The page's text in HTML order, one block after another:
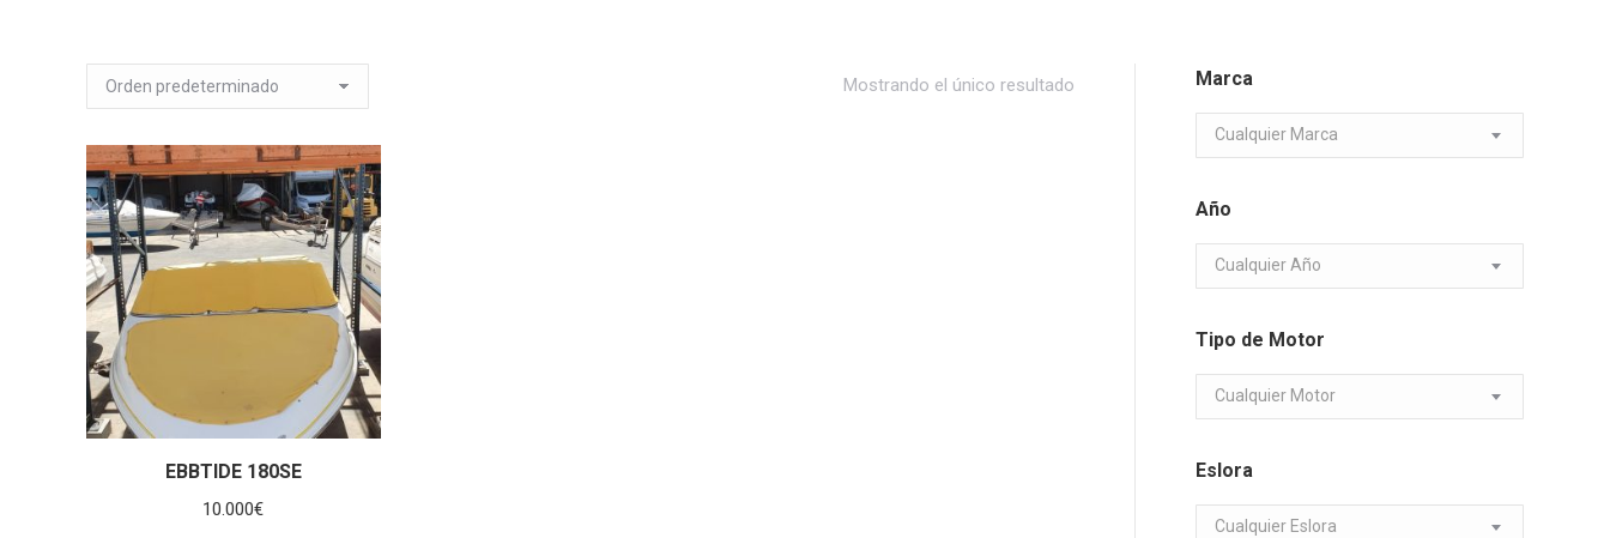
Mostrando el único resultado
EBBTIDE 180SE
10.000€
Marca
Cualquier Marca
Año
Cualquier Año
Tipo de Motor
Cualquier Motor
Eslora
Cualquier Eslora